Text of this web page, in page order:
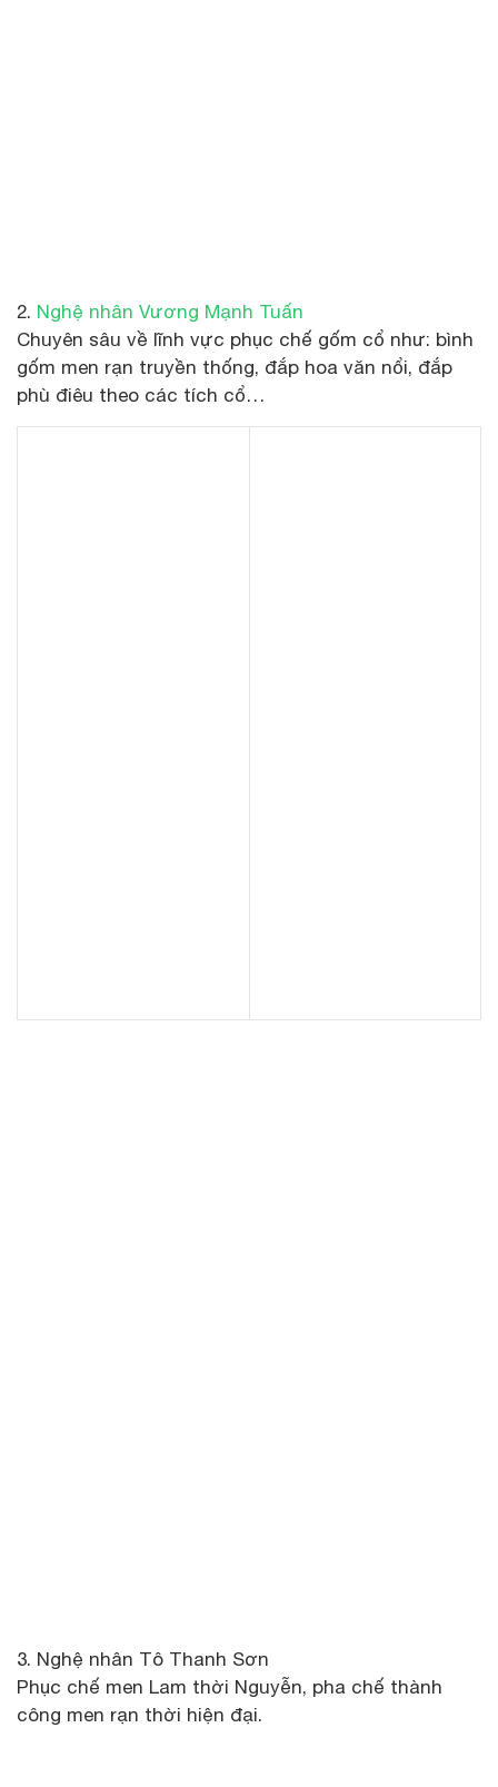
2. Nghệ nhân Vương Mạnh Tuấn
Chuyên sâu về lĩnh vực phục chế gốm cổ như: bình
gốm men rạn truyền thống, đắp hoa văn nổi, đắp
phù điêu theo các tích cổ…
3. Nghệ nhân Tô Thanh Sơn
Phục chế men Lam thời Nguyễn, pha chế thành
công men rạn thời hiện đại.